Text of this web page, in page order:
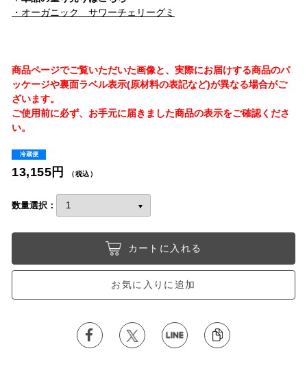
・オーガニック サワーチェリーグミ
商品ページでご覧いただいた画像と、実際にお届けする商品のパ
ッケージや裏面ラベル表示(原材料の表記など)が異なる場合がご
ざいます。
ご使用前に必ず、お手元に届きました商品の表示をご確認くださ
い。
冷蔵便
13,155円 （税込）
数量選択：
カートに入れる
お気に入りに追加